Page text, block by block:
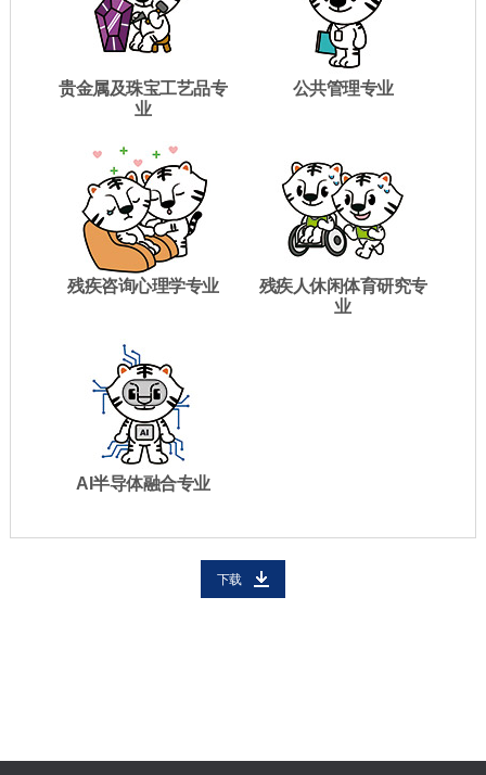
贵金属及珠宝工艺品专
业
公共管理专业
残疾咨询心理学专业
残疾人休闲体育研究专
业
AI半导体融合专业
下载